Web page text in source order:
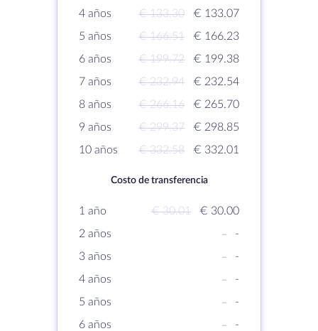
4 años
€ 133.30
€ 133.07
5 años
€ 166.51
€ 166.23
6 años
€ 199.72
€ 199.38
7 años
€ 232.94
€ 232.54
8 años
€ 266.16
€ 265.70
9 años
€ 299.37
€ 298.85
10 años
€ 332.58 € 332.01
Costo de transferencia
1 año € 30.01
€ 30.00
2 años
-
-
3 años
-
-
4 años
-
-
5 años
-
-
6 años
-
-